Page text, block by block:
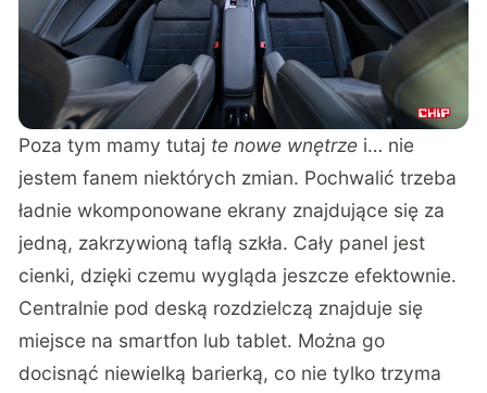
Poza tym mamy tutaj te nowe wnętrze i… nie
jestem fanem niektórych zmian. Pochwalić trzeba
ładnie wkomponowane ekrany znajdujące się za
jedną, zakrzywioną taflą szkła. Cały panel jest
cienki, dzięki czemu wygląda jeszcze efektownie.
Centralnie pod deską rozdzielczą znajduje się
miejsce na smartfon lub tablet. Można go
docisnąć niewielką barierką, co nie tylko trzyma